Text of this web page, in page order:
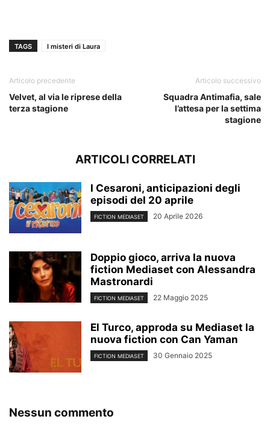
TAGS I misteri di Laura
Articolo precedente
Velvet, al via le riprese della
terza stagione
Articolo successivo
Squadra Antimafia, sale
l’attesa per la settima
stagione
ARTICOLI CORRELATI
I Cesaroni, anticipazioni degli
episodi del 20 aprile
FICTION MEDIASET 20 Aprile 2026
Doppio gioco, arriva la nuova
fiction Mediaset con Alessandra
Mastronardi
FICTION MEDIASET 22 Maggio 2025
El Turco, approda su Mediaset la
nuova fiction con Can Yaman
FICTION MEDIASET 30 Gennaio 2025
Nessun commento